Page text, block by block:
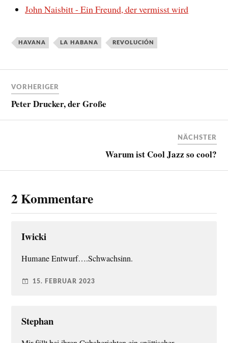
John Naisbitt - Ein Freund, der vermisst wird
HAVANA LA HABANA REVOLUCIÓN
VORHERIGER
Peter Drucker, der Große
NÄCHSTER
Warum ist Cool Jazz so cool?
2 Kommentare
Iwicki
Humane Entwurf….Schwachsinn.
15. FEBRUAR 2023
Stephan